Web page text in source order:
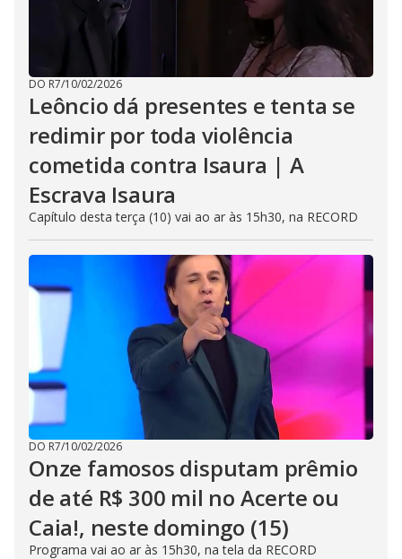
DO R7/10/02/2026
Leôncio dá presentes e tenta se
redimir por toda violência
cometida contra Isaura | A
Escrava Isaura
Capítulo desta terça (10) vai ao ar às 15h30, na RECORD
DO R7/10/02/2026
Onze famosos disputam prêmio
de até R$ 300 mil no Acerte ou
Caia!, neste domingo (15)
Programa vai ao ar às 15h30, na tela da RECORD